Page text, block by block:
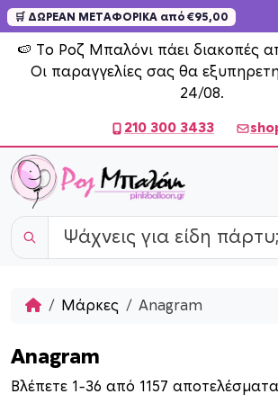
🛒 ΔΩΡΕΑΝ ΜΕΤΑΦΟΡΙΚΑ από €95,00
🍉 Το Ροζ Μπαλόνι πάει διακοπές
Οι παραγγελίες σας θα
24/08.
Skip to content
210 300 3433
HomeΜάρκες Anagram
Anagram
Βλέπετε 1–36 από 1157 αποτελέσματα